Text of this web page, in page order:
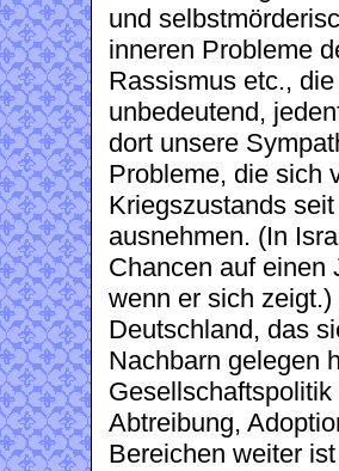
und
inneren Probleme
Rassismus etc.,
unbedeutend,
dort unsere
Probleme, die sich
Kriegszustands
ausnehmen. (In
Chancen auf einen
wenn er sich
Deutschland, das
Nachbarn gelegen
Abtreibung,
Bereichen weiter